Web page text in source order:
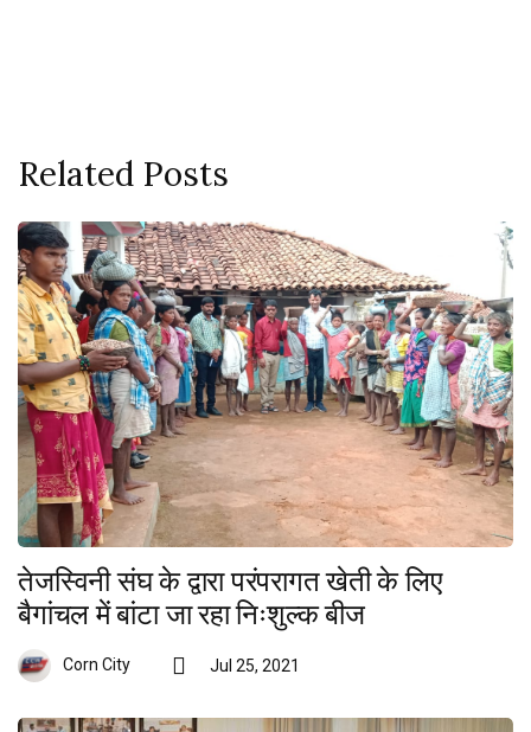
Related Posts
तेजस्विनी संघ के द्वारा परंपरागत खेती के लिए
बैगांचल में बांटा जा रहा निःशुल्क बीज
Corn City Jul 25, 2021